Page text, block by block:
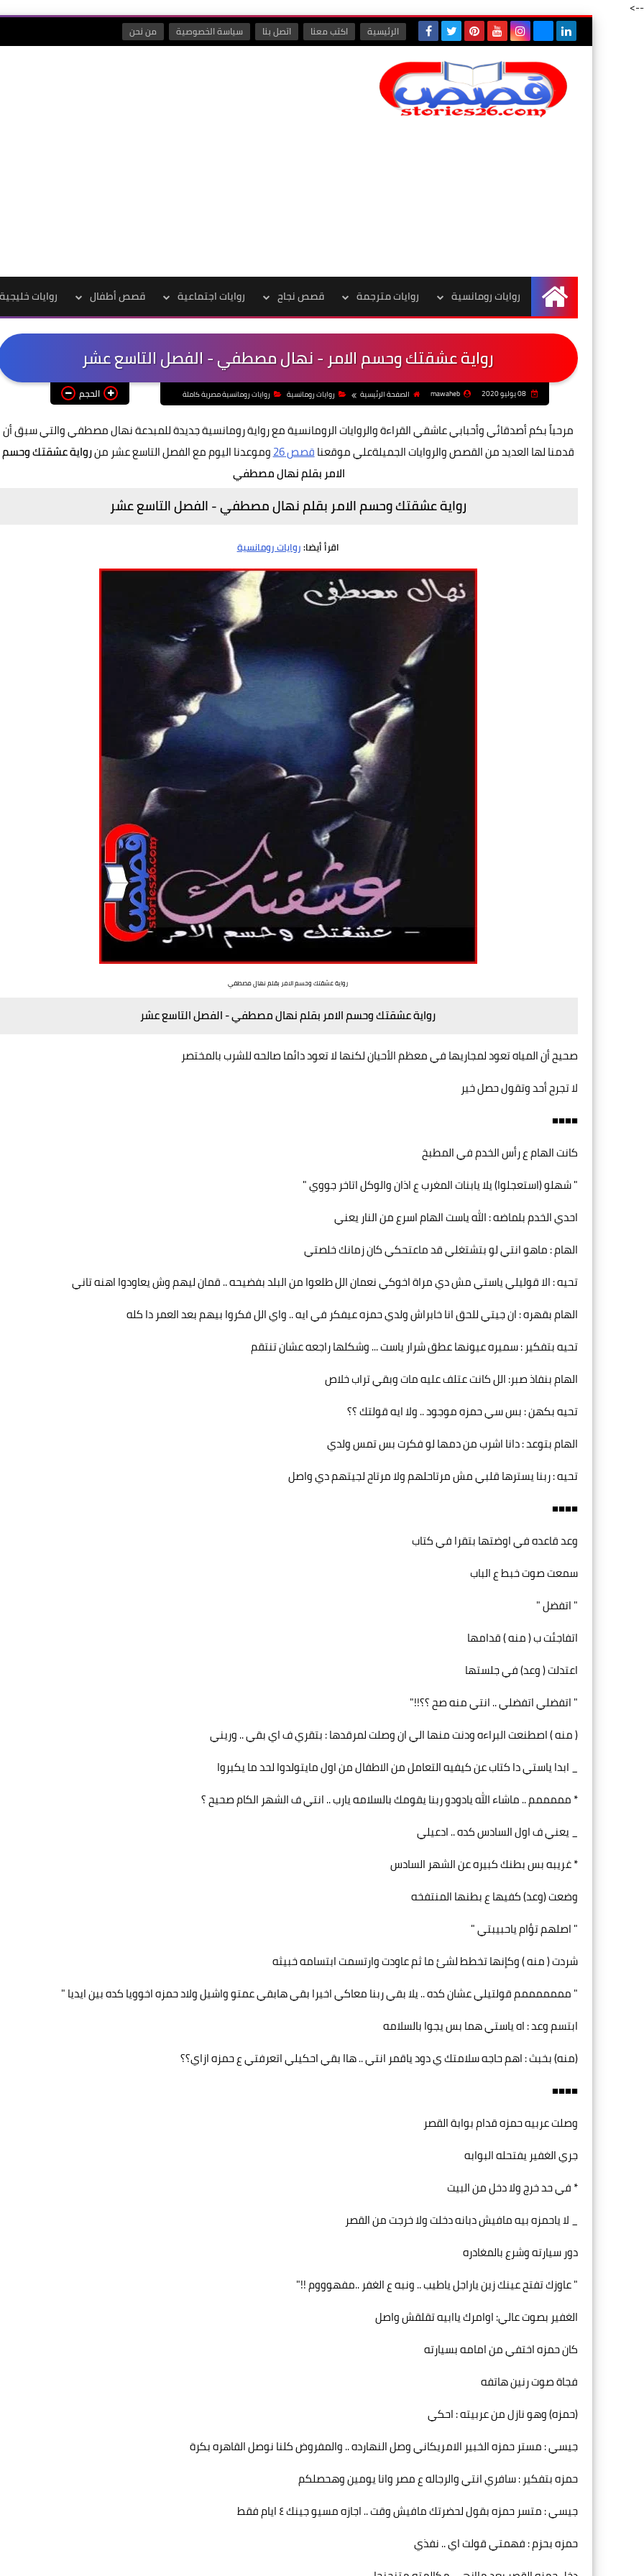
-->
الرئيسية اكتب معنا اتصل بنا سياسة الخصوصية من نحن
الرئيسية
روايات رومانسية روايات مترجمة قصص نجاح روايات اجتماعية قصص أطفال روايات خليجية
رواية عشقتك وحسم الامر - نهال مصطفي - الفصل التاسع عشر
08 يوليو 2020 mawaheb الصفحة الرئيسية روايات رومانسية روايات رومانسية مصرية كاملة الحجم
مرحباً بكم أصدقائي وأحبابي عاشقي القراءة والروايات الرومانسية مع رواية رومانسية جديدة للمبدعة نهال مصطفي والتي سبق أن
قدمنا لها العديد من القصص والروايات الجميلةعلي موقعناقصص 26 وموعدنا اليوم مع الفصل التاسع عشر منرواية عشقتك وحسم
الامر بقلم نهال مصطفي
رواية عشقتك وحسم الامر بقلم نهال مصطفي - الفصل التاسع عشر
اقرأ أيضا:روايات رومانسية
رواية عشقتك وحسم الامر بقلم نهال مصطفي
رواية عشقتك وحسم الامر بقلم نهال مصطفي - الفصل التاسع عشر
‏صحيح أن المياه تعود لمجاريها في معظم الأحيان لكنها لا تعود دائما صالحه للشرب بالمختصر
لا تجرح أحد وتقول حصل خير
■■■■
كانت الهام ع رأس الخدم في المطبخ
" شهلو (استعجلوا) يلا يابنات المغرب ع اذان والوكل اتاخر جووي "
احدي الخدم بلماضه : الله ياست الهام اسرع من النار يعني
الهام : ماهو انتي لو بتشتغلي قد ماعتحكي كان زمانك خلصتي
تحيه : الا قوليلي ياستي مش دي مراة اخوكي نعمان الل طلعوا من البلد بفضيحه .. قمان ليهم وش يعاودوا اهنه تاني
الهام بقهره : ان جيتي للحق انا خابراش ولدي حمزه عيفكر في ايه .. واي الل فكروا بيهم بعد العمر دا كله
تحيه بتفكير : سميره عيونها عطق شرار ياست ... وشكلها راجعه عشان تنتقم
الهام بنفاذ صبر: الل كانت عتلف عليه مات وبقي تراب خلاص
تحيه بكهن : بس سي حمزه موجود .. ولا ايه قولتك ؟؟
الهام بتوعد : دانا اشرب من دمها لو فكرت بس تمس ولدي
تحيه : ربنا يسترها قلبي مش مرتاحلهم ولا مرتاح لجيتهم دي واصل
■■■■
وعد قاعده في اوضتها بتقرا في كتاب
سمعت صوت خبط ع الباب
" اتفضل "
اتفاجئت ب ( منه ) قدامها
اعتدلت ( وعد) في جلستها
" اتفضلي اتفضلي .. انتي منه صح ؟؟!!"
( منه ) اصطنعت البراءه ودنت منها الي ان وصلت لمرقدها : بتقري ف اي بقي .. وريني
_ ابدا ياستي دا كتاب عن كيفيه التعامل من الاطفال من اول مايتولدوا لحد ما يكبروا
* مممممم .. ماشاء الله يادودو ربنا يقومك بالسلامه يارب .. انتي ف الشهر الكام صحيح ؟
_ يعني ف اول السادس كده .. ادعيلي
* غريبه بس بطنك كبيره عن الشهر السادس
وضعت (وعد) كفيها ع بطنها المنتفخه
" اصلهم تؤام ياحبيبتي "
شردت ( منه ) وكإنها تخطط لشئ ما ثم عاودت وارتسمت ابتسامه خبيثه
" مممممممم قولتيلي عشان كده .. يلا بقي ربنا معاكي اخيرا بقي هابقي عمتو واشيل ولاد حمزه اخوويا كده بين ايديا "
ابتسم وعد : اه ياستي هما بس يجوا بالسلامه
(منه) بخبث : اهم حاجه سلامتك ي دود ياقمر انتي .. هاا بقي احكيلي اتعرفتي ع حمزه ازاي؟؟
■■■■
وصلت عربيه حمزه قدام بوابة القصر
جري الغفير يفتحله البوابه
* في حد خرج ولا دخل من البيت
_ لا ياحمزه بيه مافيش دبانه دخلت ولا خرجت من القصر
دور سيارته وشرع بالمغادره
" عاوزك تفتح عينك زين ياراجل ياطيب .. ونبه ع الغفر ..مفهوووم !!"
الغفير بصوت عالي: اوامرك ياابيه تقلقش واصل
كان حمزه اختفي من امامه بسيارته
فجاة صوت رنين هاتفه
(حمزه) وهو نازل من عربيته : احكي
جيسي : مستر حمزه الخبير الامريكاني وصل النهارده .. والمفروض كلنا نوصل القاهره بكرة
حمزه بتفكير : سافري انتي والرجاله ع مصر وانا يومين وهحصلكم
جيسي : متسر حمزه بقول لحضرتك مافيش وقت .. اجازه مسيو جينك ٤ ايام فقط
حمزه بحزم : فهمتي قولت اي .. نفذي